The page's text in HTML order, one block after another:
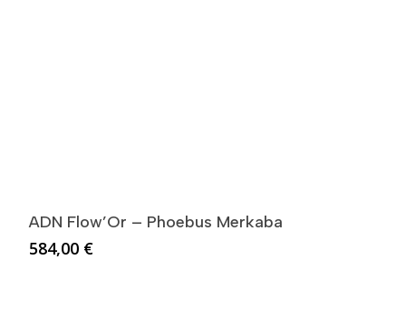
ADN Flow’Or – Phoebus Merkaba
584,00 €